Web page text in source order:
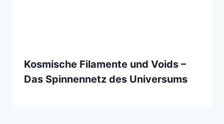
Kosmische Filamente und Voids –
Das Spinnennetz des Universums